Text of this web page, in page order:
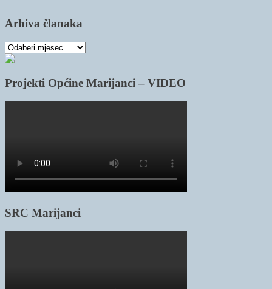
Arhiva članaka
Arhiva
članaka
Projekti Općine Marijanci – VIDEO
SRC Marijanci